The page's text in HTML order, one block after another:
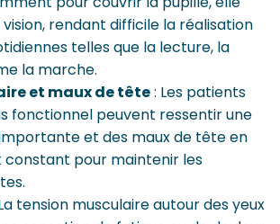
rendant difficile la réalisation
telles que la lecture, la
la marche.
et maux de tête: Les patients
fonctionnel peuvent ressentir une
et des maux de tête en
constant pour maintenir les
tension musculaire autour des yeux